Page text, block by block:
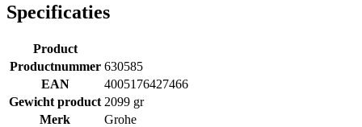
Specificaties
Product
Productnummer 630585
EAN
4005176427466
Gewicht product 2099 gr
Merk
Grohe